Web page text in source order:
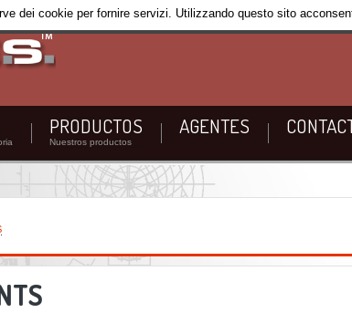
PRODUCTOS
Nuestros productos
AGENTES
dei cookie per fornire servizi. Utilizzando questo sito